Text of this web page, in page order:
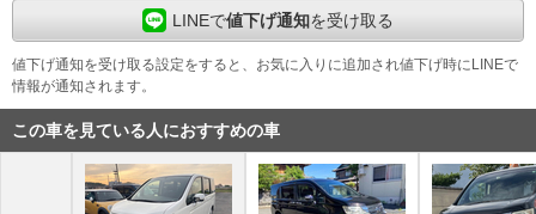
LINEで値下げ通知を受け取る
値下げ通知を受け取る設定をすると、お気に入りに追加され値下げ時にLINEで
情報が通知されます。
この車を見ている人におすすめの車